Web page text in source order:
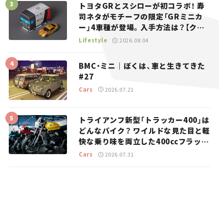
トヨタGRとスシローが初コラボ！ 寿
司ネタがモチーフの限定「GRミニカ
ー」4車種が登場。入手方法は？【クル
マとホビー】
Lifestyle 2026.08.04
BMC・ミニ｜ぼくは、車と生きてきた
#27
Cars 2026.07.21
トライアンフ新型「トラッカー400」は
どんなバイク？ ワイルドな見た目と軽
快な乗り味を両立した400ccフラット
トラッカー【試乗レビュー】
Cars 2026.07.31